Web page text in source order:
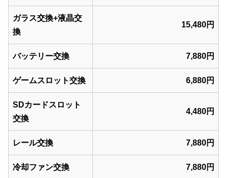
ガラス交換+液晶交
換
15,480円
バッテリー交換 7,880円
ゲームスロット交換 6,880円
SDカードスロット
交換
4,480円
レール交換 7,880円
冷却ファン交換 7,880円